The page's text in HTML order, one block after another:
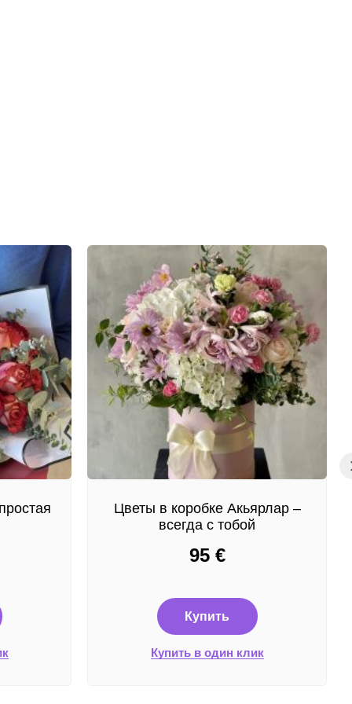
Цветы в коробке Акьярлар –
всегда с тобой
95 €
Купить
Купить в один клик